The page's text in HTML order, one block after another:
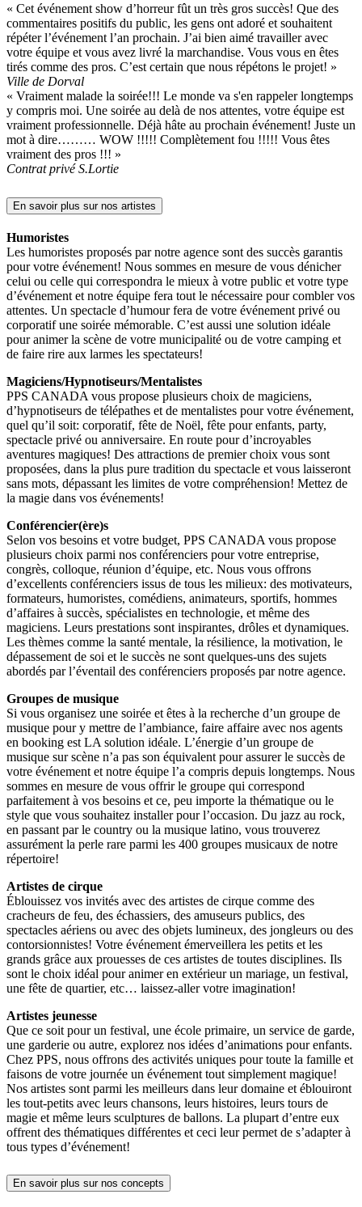
« Cet événement show d’horreur fût un très gros succès! Que des
commentaires positifs du public, les gens ont adoré et souhaitent
répéter l’événement l’an prochain. J’ai bien aimé travailler avec
votre équipe et vous avez livré la marchandise. Vous vous en êtes
tirés comme des pros. C’est certain que nous répétons le projet! »
Ville de Dorval
« Vraiment malade la soirée!!! Le monde va s'en rappeler longtemps
y compris moi. Une soirée au delà de nos attentes, votre équipe est
vraiment professionnelle. Déjà hâte au prochain événement! Juste un
mot à dire……… WOW !!!!! Complètement fou !!!!! Vous êtes
vraiment des pros !!! »
Contrat privé S.Lortie
En savoir plus sur nos artistes
Humoristes
Les humoristes proposés par notre agence sont des succès garantis
pour votre événement! Nous sommes en mesure de vous dénicher
celui ou celle qui correspondra le mieux à votre public et votre type
d’événement et notre équipe fera tout le nécessaire pour combler vos
attentes. Un spectacle d’humour fera de votre événement privé ou
corporatif une soirée mémorable. C’est aussi une solution idéale
pour animer la scène de votre municipalité ou de votre camping et
de faire rire aux larmes les spectateurs!
Magiciens/Hypnotiseurs/Mentalistes
PPS CANADA vous propose plusieurs choix de magiciens,
d’hypnotiseurs de télépathes et de mentalistes pour votre événement,
quel qu’il soit: corporatif, fête de Noël, fête pour enfants, party,
spectacle privé ou anniversaire. En route pour d’incroyables
aventures magiques! Des attractions de premier choix vous sont
proposées, dans la plus pure tradition du spectacle et vous laisseront
sans mots, dépassant les limites de votre compréhension! Mettez de
la magie dans vos événements!
Conférencier(ère)s
Selon vos besoins et votre budget, PPS CANADA vous propose
plusieurs choix parmi nos conférenciers pour votre entreprise,
congrès, colloque, réunion d’équipe, etc. Nous vous offrons
d’excellents conférenciers issus de tous les milieux: des motivateurs,
formateurs, humoristes, comédiens, animateurs, sportifs, hommes
d’affaires à succès, spécialistes en technologie, et même des
magiciens. Leurs prestations sont inspirantes, drôles et dynamiques.
Les thèmes comme la santé mentale, la résilience, la motivation, le
dépassement de soi et le succès ne sont quelques-uns des sujets
abordés par l’éventail des conférenciers proposés par notre agence.
Groupes de musique
Si vous organisez une soirée et êtes à la recherche d’un groupe de
musique pour y mettre de l’ambiance, faire affaire avec nos agents
en booking est LA solution idéale. L’énergie d’un groupe de
musique sur scène n’a pas son équivalent pour assurer le succès de
votre événement et notre équipe l’a compris depuis longtemps. Nous
sommes en mesure de vous offrir le groupe qui correspond
parfaitement à vos besoins et ce, peu importe la thématique ou le
style que vous souhaitez installer pour l’occasion. Du jazz au rock,
en passant par le country ou la musique latino, vous trouverez
assurément la perle rare parmi les 400 groupes musicaux de notre
répertoire!
Artistes de cirque
Éblouissez vos invités avec des artistes de cirque comme des
cracheurs de feu, des échassiers, des amuseurs publics, des
spectacles aériens ou avec des objets lumineux, des jongleurs ou des
contorsionnistes! Votre événement émerveillera les petits et les
grands grâce aux prouesses de ces artistes de toutes disciplines. Ils
sont le choix idéal pour animer en extérieur un mariage, un festival,
une fête de quartier, etc… laissez-aller votre imagination!
Artistes jeunesse
Que ce soit pour un festival, une école primaire, un service de garde,
une garderie ou autre, explorez nos idées d’animations pour enfants.
Chez PPS, nous offrons des activités uniques pour toute la famille et
faisons de votre journée un événement tout simplement magique!
Nos artistes sont parmi les meilleurs dans leur domaine et éblouiront
les tout-petits avec leurs chansons, leurs histoires, leurs tours de
magie et même leurs sculptures de ballons. La plupart d’entre eux
offrent des thématiques différentes et ceci leur permet de s’adapter à
tous types d’événement!
En savoir plus sur nos concepts